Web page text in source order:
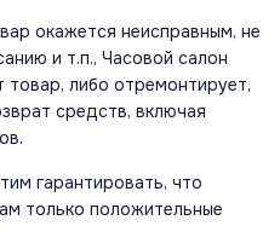
окажется неисправным, не
и т.п., Часовой салон
товар, либо отремонтирует,
средств, включая
гарантировать, что
только положительные